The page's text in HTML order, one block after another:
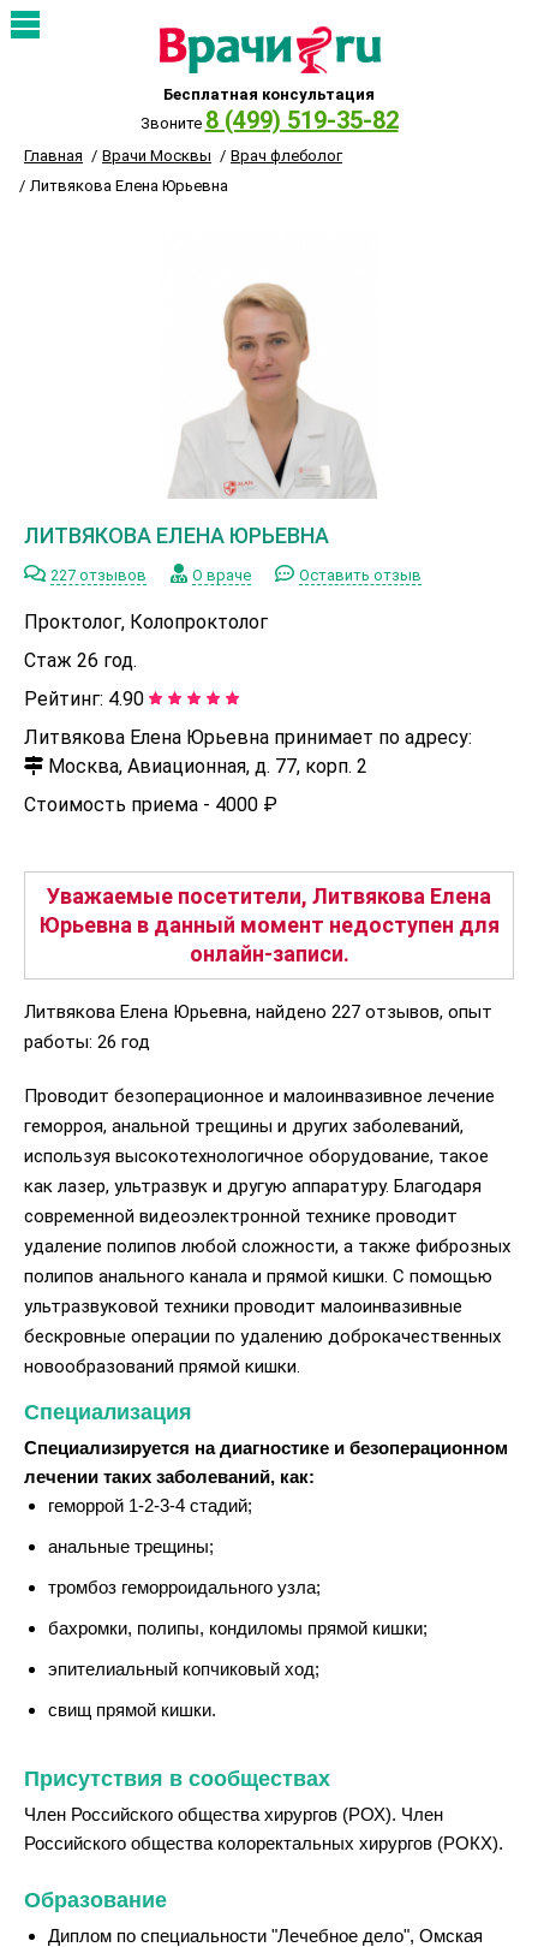
Бесплатная консультация
Звоните 8 (499) 519-35-82
Главная Врачи Москвы
Врач флеболог
Литвякова Елена Юрьевна
ЛИТВЯКОВА ЕЛЕНА ЮРЬЕВНА
227 отзывов О враче Оставить отзыв
Проктолог, Колопроктолог
Стаж 26 год.
Рейтинг: 4.90
Литвякова Елена Юрьевна принимает по адресу:
Москва, Авиационная, д. 77, корп. 2
Стоимость приема - 4000 ₽
Уважаемые посетители, Литвякова Елена
Юрьевна в данный момент недоступен для
онлайн-записи.
Литвякова Елена Юрьевна, найдено 227 отзывов, опыт
работы: 26 год
Проводит безоперационное и малоинвазивное лечение
геморроя, анальной трещины и других заболеваний,
используя высокотехнологичное оборудование, такое
как лазер, ультразвук и другую аппаратуру. Благодаря
современной видеоэлектронной технике проводит
удаление полипов любой сложности, а также фиброзных
полипов анального канала и прямой кишки. С помощью
ультразвуковой техники проводит малоинвазивные
бескровные операции по удалению доброкачественных
новообразований прямой кишки.
Специализация
Специализируется на диагностике и безоперационном
лечении таких заболеваний, как:
геморрой 1-2-3-4 стадий;
анальные трещины;
тромбоз геморроидального узла;
бахромки, полипы, кондиломы прямой кишки;
эпителиальный копчиковый ход;
свищ прямой кишки.
Присутствия в сообществах
Член Российского общества хирургов (РОХ). Член
Российского общества колоректальных хирургов (РОКХ).
Образование
Диплом по специальности "Лечебное дело", Омская